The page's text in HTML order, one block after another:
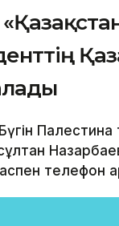
телефон